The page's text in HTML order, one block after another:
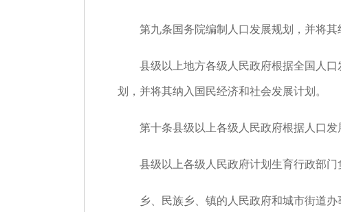
第九条国务院编制人口发展规划，并将其
县级以上地方各级人民政府根据全国人口
划，并将其纳入国民经济和社会发展计划。
第十条县级以上各级人民政府根据人口发
县级以上各级人民政府计划生育行政部门
乡、民族乡、镇的人民政府和城市街道办